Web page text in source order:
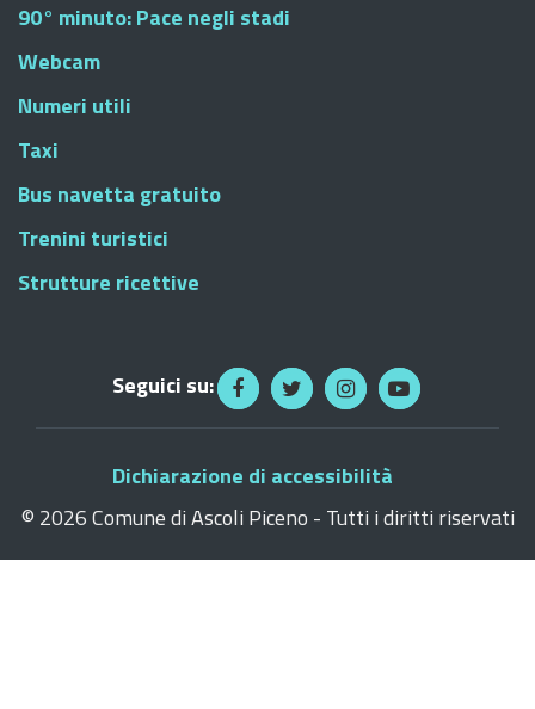
90° minuto: Pace negli stadi
Webcam
Numeri utili
Taxi
Bus navetta gratuito
Trenini turistici
Strutture ricettive
Seguici su:
Dichiarazione di accessibilità
© 2026 Comune di Ascoli Piceno - Tutti i diritti riservati